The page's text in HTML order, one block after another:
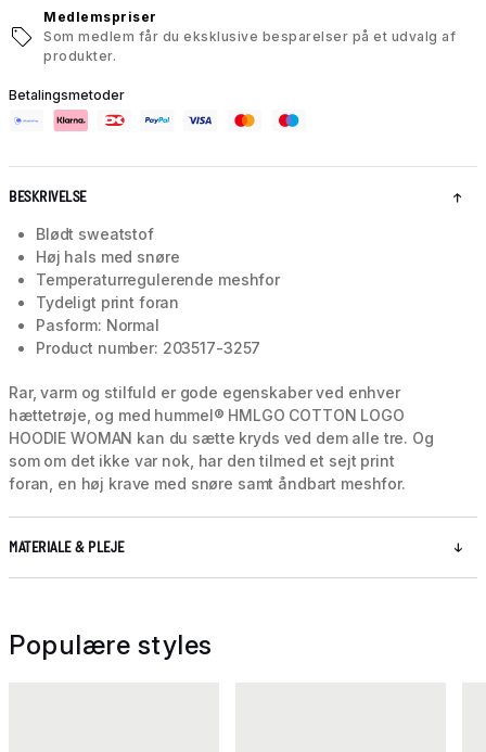
Medlemspriser
Som medlem får du eksklusive besparelser på et udvalg af
produkter.
Betalingsmetoder
BESKRIVELSE
Blødt sweatstof
Høj hals med snøre
Temperaturregulerende meshfor
Tydeligt print foran
Pasform: Normal
Product number: 203517-3257
Rar, varm og stilfuld er gode egenskaber ved enhver
hættetrøje, og med hummel® HMLGO COTTON LOGO
HOODIE WOMAN kan du sætte kryds ved dem alle tre. Og
som om det ikke var nok, har den tilmed et sejt print
foran, en høj krave med snøre samt åndbart meshfor.
MATERIALE & PLEJE
Populære styles